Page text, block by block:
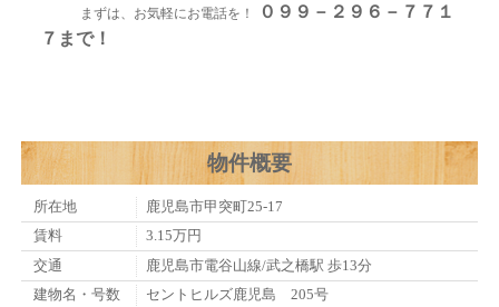
まずは、お気軽にお電話を！
０９９－２９６－７７１
７まで！
物件概要
所在地
鹿児島市甲突町25-17
賃料
3.15万円
交通
鹿児島市電谷山線/武之橋駅 歩13分
建物名・号数
セントヒルズ鹿児島 205号